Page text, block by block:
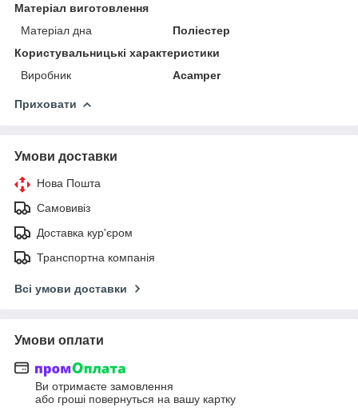
Матеріал виготовлення
Матеріал дна
Поліестер
Користувальницькі характеристики
Виробник
Acamper
Приховати
Умови доставки
Нова Пошта
Самовивіз
Доставка кур'єром
Транспортна компанія
Всі умови доставки
Умови оплати
Ви отримаєте замовлення
або гроші повернуться на вашу картку